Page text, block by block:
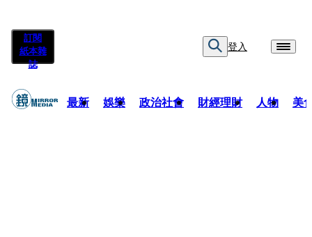
訂閱
紙本雜
誌
登入
最新 娛樂 政治社會 財經理財 人物 美